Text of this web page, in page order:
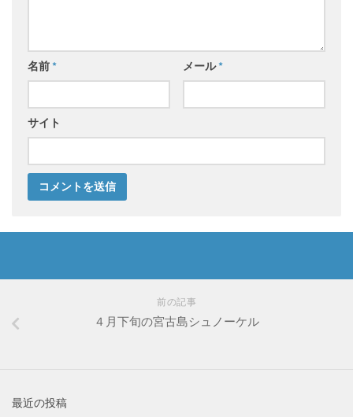
名前* メール*
サイト
前の記事
４月下旬の宮古島シュノーケル
最近の投稿